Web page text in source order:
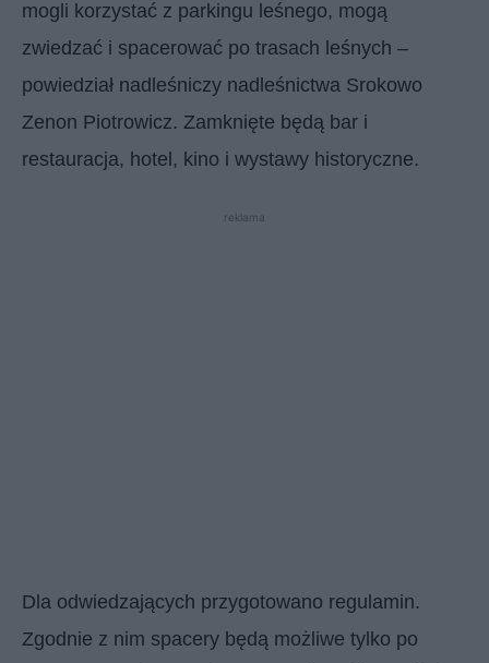
mogli korzystać z parkingu leśnego, mogą
zwiedzać i spacerować po trasach leśnych –
powiedział nadleśniczy nadleśnictwa Srokowo
Zenon Piotrowicz. Zamknięte będą bar i
restauracja, hotel, kino i wystawy historyczne.
reklama
Dla odwiedzających przygotowano regulamin.
Zgodnie z nim spacery będą możliwe tylko po